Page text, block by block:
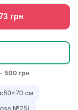
грн
500 грн
50×70 см
№25)